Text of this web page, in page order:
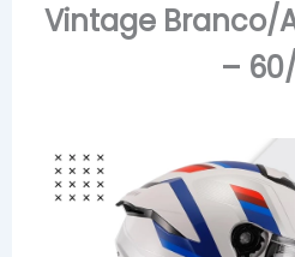
Vintage Branco/
–